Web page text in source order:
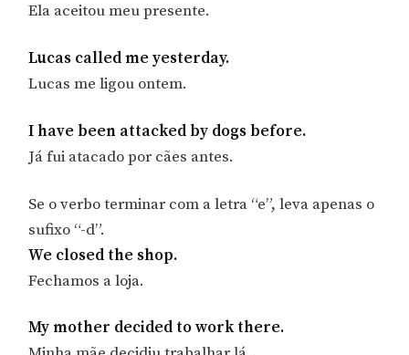
Ela aceitou meu presente.
Lucas called me yesterday.
Lucas me ligou ontem.
I have been attacked by dogs before.
Já fui atacado por cães antes.
Se o verbo terminar com a letra “e”, leva apenas o
sufixo “-d”.
We closed the shop.
Fechamos a loja.
My mother decided to work there.